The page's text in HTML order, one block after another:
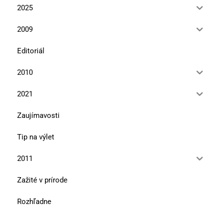
2025
2009
Editoriál
2010
2021
Zaujímavosti
Tip na výlet
2011
Zažité v prírode
Rozhľadne